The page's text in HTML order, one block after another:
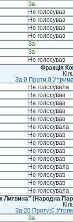
За
Не голосував
Не голосував
Не голосував
Не голосував
За
За
Не голосував
Фракція
За:0 Проти:0
Не голосувала
Не голосував
Не голосував
Не голосував
Не голосував
Не голосувала
Не голосував
Не голосував
Не голосував
Не голосував
Не голосувала
Не голосував
Не голосував
Не голосувала
Литвина” (Народна
За:20 Проти:0
За